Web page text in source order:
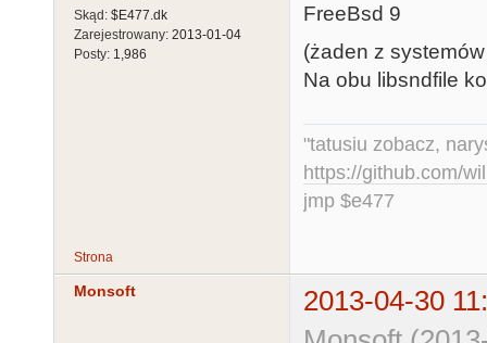
checking
checking
checking
checking for
checking for
checking for
checking for
not present.
configure:
liba8cas not
Skąd: $E477.dk
Zarejestrowany: 2013-01-04
Posty: 1,986
FreeBsd 9
(żaden z
Na obu libsndfile
"tatusiu zobacz,
https://github.com/
jmp $e477
Strona
Monsoft
2013-04-30